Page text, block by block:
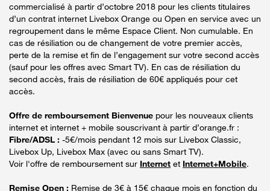
commercialisé à partir d’octobre 2018 pour les clients titulaires
d’un contrat internet Livebox Orange ou Open en service avec un
regroupement dans le même Espace Client. Non cumulable. En
cas de résiliation ou de changement de votre premier accès,
perte de la remise et fin de l’engagement sur votre second accès
(sauf pour les offres avec Smart TV). En cas de résiliation du
second accès, frais de résiliation de 60€ appliqués pour cet
accès.
Offre de remboursement Bienvenue pour les nouveaux clients
internet et internet + mobile souscrivant à partir d’orange.fr :
Fibre/ADSL : -5€/mois pendant 12 mois sur Livebox Classic,
Livebox Up, Livebox Max (avec ou sans Smart TV).
Voir l'offre de remboursement sur Internet et Internet+Mobile.
Remise Open : Remise de 3€ à 15€ chaque mois en fonction du